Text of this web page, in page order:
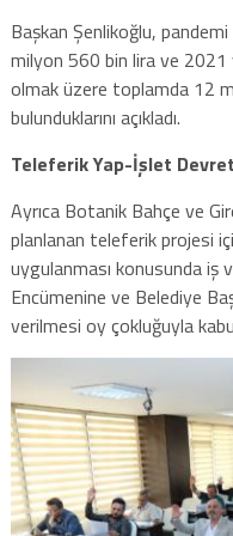
Başkan Şenlikoğlu,
milyon 560 bin lira ve 2021
olmak üzere toplamda 12
bulunduklarını açıkladı.
Teleferik Yap-İşlet
Ayrıca Botanik Bahçe ve
planlanan teleferik projesi
uygulanması konusunda iş
Encümenine ve Belediye
verilmesi oy çokluğuyla